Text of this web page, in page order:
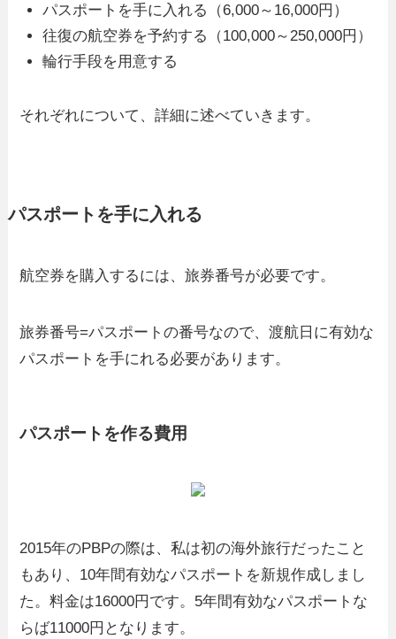
パスポートを手に入れる（6,000～16,000円）
往復の航空券を予約する（100,000～250,000円）
輪行手段を用意する
それぞれについて、詳細に述べていきます。
パスポートを手に入れる
航空券を購入するには、旅券番号が必要です。
旅券番号=パスポートの番号なので、渡航日に有効な
パスポートを手にれる必要があります。
パスポートを作る費用
2015年のPBPの際は、私は初の海外旅行だったこと
もあり、10年間有効なパスポートを新規作成しまし
た。料金は16000円です。5年間有効なパスポートな
らば11000円となります。